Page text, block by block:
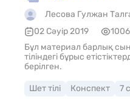
Лесова Гулжан
02 Сәуір 2019
Бұл материал барлық
тіліндегі бұрыс
берілген.
Шет тілі Конспект 7